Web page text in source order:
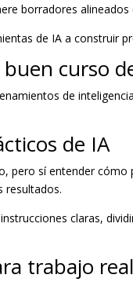
borradores alineados
de IA a construir
curso
de
de IA
pero sí entender
resultados.
claras,
trabajo real